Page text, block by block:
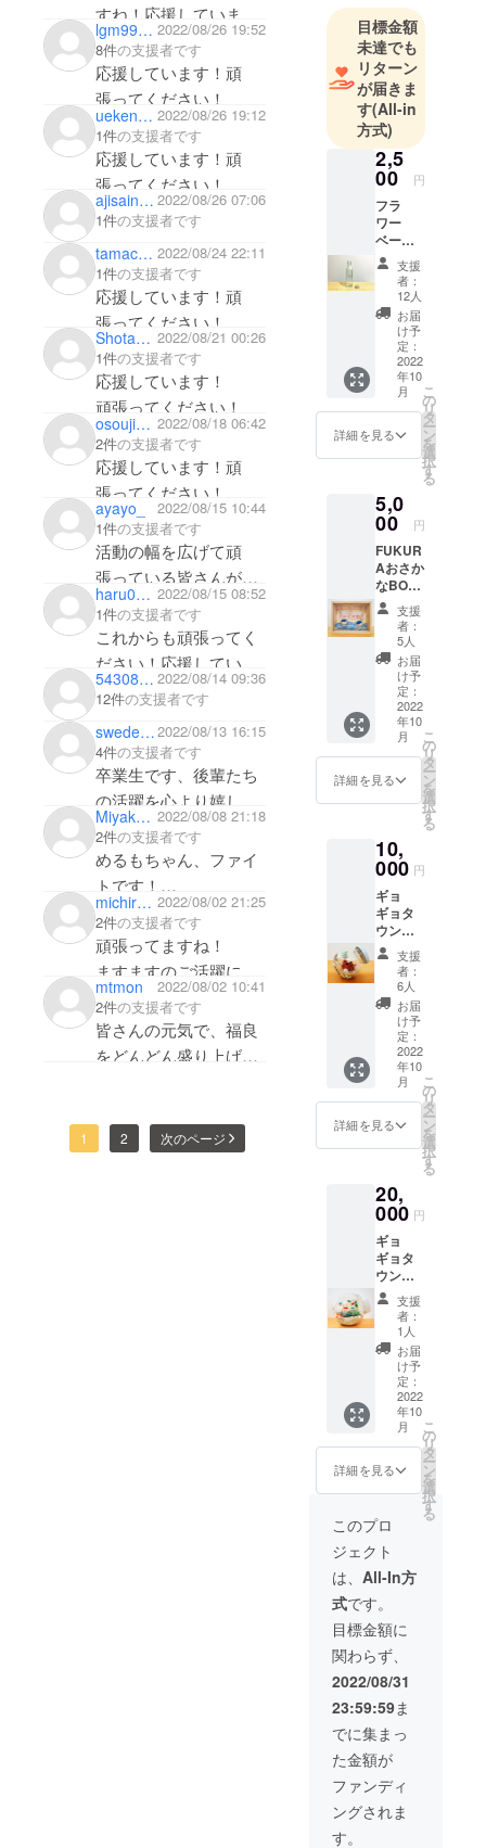
すね！応援していま
す！ lgm990513 2022/08/26 19:52
8件の支援者です
応援しています！頑
張ってください！
ueken23456 2022/08/26 19:12
1件の支援者です
応援しています！頑
張ってください！
ajisainomiya 2022/08/26 07:06
1件の支援者です
tamacchu 2022/08/24 22:11
1件の支援者です
応援しています！頑
張ってください！
Shota0129 2022/08/21 00:26
1件の支援者です
応援しています！
頑張ってください！
osoujihonpo_awaji 2022/08/18 06:42
2件の支援者です
応援しています！頑
張ってください！
ayayo_
2022/08/15 10:44
1件の支援者です
活動の幅を広げて頑
張っている皆さんがと
ても頼もしいです！頑
張ってください^^
haru08bo 2022/08/15 08:52
1件の支援者です
これからも頑張ってく
ださい！応援していま
す！ 543083dcbc44 2022/08/14 09:36
12件の支援者です
sweden10212022/08/13 16:15
4件の支援者です
卒業生です、後輩たち
の活躍を心より嬉しく
思います。私にとって
淡路島は思い出のある
場所であり、いつかま
た行きたいので、そち
らのプロジェクトをみ
にいくこと楽しみにし
てます。
頑張ってください！
Miyaken1120 2022/08/08 21:18
2件の支援者です
めるもちゃん、ファイ
トです！
福良の皆さんも頑張っ
てください🔥
淡路島に遊びに行きま
すー！
michiron1212 2022/08/02 21:25
2件の支援者です
頑張ってますね！
ますますのご活躍に期
待しております。
mtmon
2022/08/02 10:41
2件の支援者です
皆さんの元気で、福良
をどんどん盛り上げて
1 2 次のページ
目標金額
未達でも
リターン
が届きま
す(All-in
方式)
2,5
00 円
フラ
ワー
ベース
（プロ
ジェク
ト福良
のロゴ
入り）
・数
量 1つ
・サイ
ズ 横
4cm×奥
行き
4cm×高
さ18
支援
者：
12人
お届
け予
定：
2022
年10
月
詳細を見る
こ
の
リ
タ
ー
ン
を
選
択
す
る
5,0
00 円
FUKUR
Aおさか
なBOX
または
木製
ティッ
シュ
ケース
（作業
で余っ
た資材
を利
用！）
※備考欄
にどち
らを希
るかを
記入し
てくだ
さい ・
数量
いずれ
か１つ
・サイ
ズ
FUKUR
Aおさか
BOX
横15.5
㎝×奥行
き12㎝×
高さ4.5
ケー
ス 横
24㎝×奥
行き15
㎝×高さ
6㎝
支援
者：
5人
お届
け予
定：
2022
年10
月
詳細を見る
こ
の
リ
タ
ー
ン
を
選
択
す
る
10,
000 円
ギョ
ギョタ
ウンお
魚テラ
リウム
（小）
・数
量 １
つ ・サ
イズ
横7㎝×
奥行き8
㎝×高さ
7㎝
支援
者：
6人
お届
け予
定：
2022
年10
月
詳細を見る
こ
の
リ
タ
ー
ン
を
選
択
す
る
20,
000 円
ギョ
ギョタ
ウンテ
ラリウ
ム
（大）
・数
量 １
つ ・サ
イズ
横17㎝×
奥行き
11㎝×高
さ14㎝
支援
者：
1人
お届
け予
定：
2022
年10
月
詳細を見る
こ
の
リ
タ
ー
ン
を
選
択
す
る
このプロ
ジェクト
は、 All-In方
式です。
目標金額に
関わらず、
2022/08/31
23:59:59ま
でに集まっ
た金額が
ファンディ
ングされま
す。